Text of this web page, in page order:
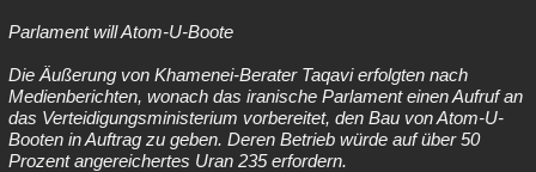
Parlament will Atom-U-Boote
Die Äußerung von Khamenei-Berater Taqavi erfolgten nach
Medienberichten, wonach das iranische Parlament einen Aufruf an
das Verteidigungsministerium vorbereitet, den Bau von Atom-U-
Booten in Auftrag zu geben. Deren Betrieb würde auf über 50
Prozent angereichertes Uran 235 erfordern.